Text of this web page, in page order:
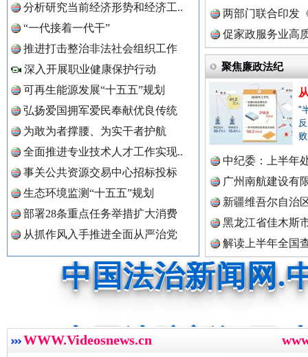
分析研究当前经济形势和经济工..
“一代接着一代干”
推进打击整治非法社会组织工作
深入开展职业健康保护行动
可再生能源发展“十五五”规划
弘扬爱国拥军爱民奉献优良传统
为敢为者撑腰、为实干者护航
全面推进专业技术人才工作实现..
事关公共资源交易中心招标投标
生态环境监测“十五五”规划
部署28条重点任务举措扩大消费
从抓作风入手推进全面从严治党
两部门联合印发
定》
促家政服务业高
聚焦廉政法纪
"
中纪委：上半年
广州南航建设有
新疆维吾尔自治
黑龙江省佳木斯
解读上半年全国
数据
中国公民新闻网.
中国公共新闻网.
中国法制新闻网.
中国法治新闻网.
中国法院新闻网.
WWW.Videosnews.cn
祁连巍巍树丰碑 高回报